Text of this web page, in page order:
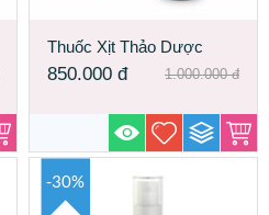
Thuốc Xịt Thảo Dược
Sleep Spray - Cho Một
Đêm Thăng Hoa
850.000 đ 1.000.000 đ
-30%